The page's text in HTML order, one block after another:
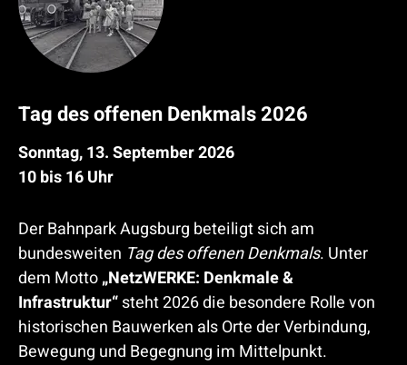
Tag des offenen Denkmals 2026
Sonntag, 13. September 2026
10 bis 16 Uhr
Der Bahnpark Augsburg beteiligt sich am
bundesweiten Tag des offenen Denkmals. Unter
dem Motto„NetzWERKE: Denkmale &
Infrastruktur“steht 2026 die besondere Rolle von
historischen Bauwerken als Orte der Verbindung,
Bewegung und Begegnung im Mittelpunkt.